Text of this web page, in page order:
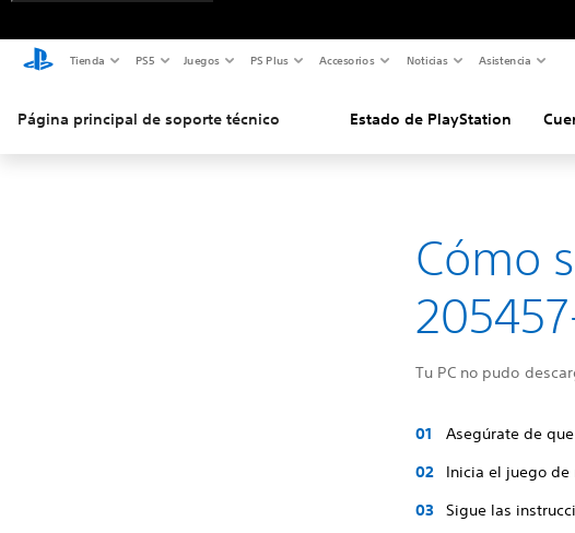
Tienda PS5 Juegos PS Plus Accesorios Noticias Asistencia
Página principal de soporte técnico Estado de PlayStation
Cómo
Tu PC no pudo
Asegúrate de
Inicia el juego de
Sigue las